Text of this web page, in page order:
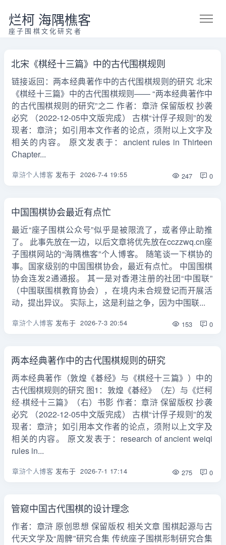
烂柯 海隅樵客
座子围棋文化研究者
北宋《棋经十三篇》中的古代围棋规则
链接返回：两本经典著作中的古代围棋规则的研究 北宋
《棋经十三篇》中的古代围棋规则—— “两本经典著作中
的古代围棋规则的研究”之二 作者：章浒 保留版权 抄袭
必究 （2022-12-05中文版完成） 古棋“计俘子规则”的发
现者：章浒；如引用本文作者的论点，须附以上文字及
相关的内容。 原文发表于：ancient rules in Thirteen
Chapter...
章浒个人博客 发布于 2026-7-4 19:55 247 0
中国围棋协会最近有点忙
最近“座子围棋公众号”似乎是被限流了，或者停止助推
了。 此事先放在一边，以后文章将优先放在cczzwq.cn座
子围棋网站的“海隅樵客”个人博客。 随笔谈一下棋协的
事。国家级别的中国围棋协会，最近有点忙。 中国围棋
协会连发2通通报。 其一是对香港注册的社团“中围联”
（中围联围棋教育协会），在境内未合规登记而开展活
动，提出异议。 实际上，这是利益之争，因为中围联...
章浒个人博客 发布于 2026-7-3 20:54 153 0
两本经典著作中的古代围棋规则的研究
两本经典著作（敦煌《碁经》与《棋经十三篇》）中的
古代围棋规则的研究 图1：敦煌《碁经》（左）与《烂柯
经·棋经十三篇》（右）书影 作者：章浒 保留版权 抄袭
必究 （2022-12-05中文版完成） 古棋“计俘子规则”的发
现者：章浒；如引用本文作者的论点，须附以上文字及
相关的内容。 原文发表于：research of ancient weiqi
rules in...
章浒个人博客 发布于 2026-7-1 17:14 275 0
管窥中国古代围棋的设计理念
作者：章浒 原创思想 保留版权 相关文章 围棋起源与古
代天文学及“周髀”研究合集 传统座子围棋形制研究合集